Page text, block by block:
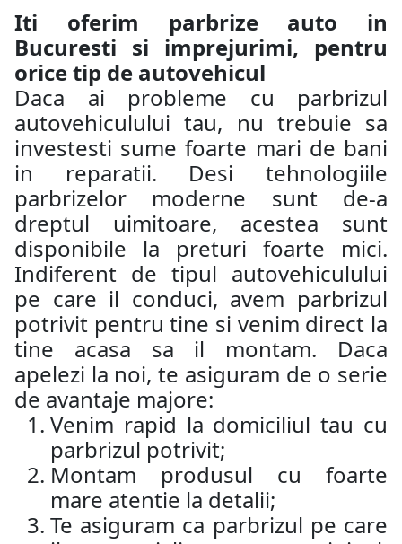
Iti oferim parbrize auto in
Bucuresti si imprejurimi, pentru
orice tip de autovehicul
Daca ai probleme cu parbrizul
autovehiculului tau, nu trebuie sa
investesti sume foarte mari de bani
in reparatii. Desi tehnologiile
parbrizelor moderne sunt de-a
dreptul uimitoare, acestea sunt
disponibile la preturi foarte mici.
Indiferent de tipul autovehiculului
pe care il conduci, avem parbrizul
potrivit pentru tine si venim direct la
tine acasa sa il montam. Daca
apelezi la noi, te asiguram de o serie
de avantaje majore:
Venim rapid la domiciliul tau cu
parbrizul potrivit;
Montam produsul cu foarte
mare atentie la detalii;
Te asiguram ca parbrizul pe care